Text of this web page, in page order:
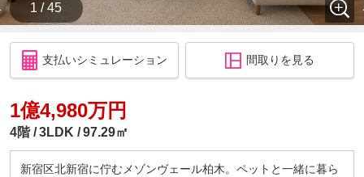
1 / 45
支払いシミュレーション 間取りを見る
1億4,980万円
4階 3LDK 97.29㎡
新宿区北新宿に佇むメゾンヴェール柏木。ペットと一緒に暮ら